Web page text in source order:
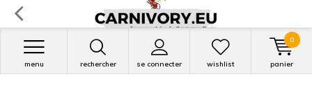
rechercher se connecter
menu wishlist panier
0